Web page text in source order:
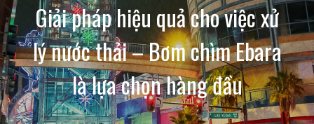
Giải pháp hiệu quả cho việc xử
lý nước thải – Bơm chìm Ebara
là lựa chọn hàng đầu